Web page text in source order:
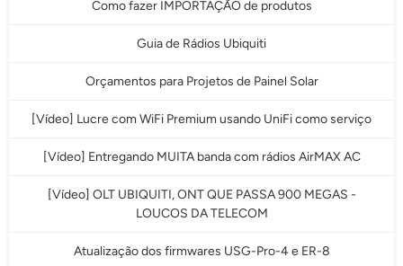
Como fazer IMPORTAÇÃO de produtos
Guia de Rádios Ubiquiti
Orçamentos para Projetos de Painel Solar
[Vídeo] Lucre com WiFi Premium usando UniFi como serviço
[Vídeo] Entregando MUITA banda com rádios AirMAX AC
[Vídeo] OLT UBIQUITI, ONT QUE PASSA 900 MEGAS -
LOUCOS DA TELECOM
Atualização dos firmwares USG-Pro-4 e ER-8